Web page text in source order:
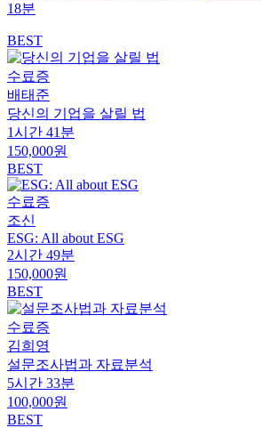
18분
BEST
수료증
배태준
당신의 기업을 살릴 법
1시간 41분
150,000원
BEST
수료증
조신
ESG: All about ESG
2시간 49분
150,000원
BEST
수료증
김희영
설문조사법과 자료분석
5시간 33분
100,000원
BEST